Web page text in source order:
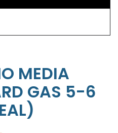
MEDIA
GAS 5-6